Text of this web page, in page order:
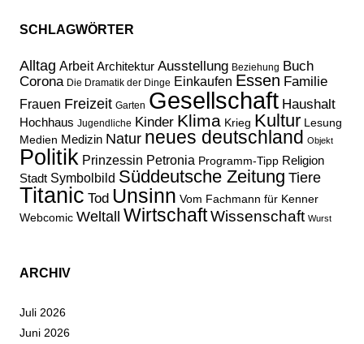
SCHLAGWÖRTER
Alltag Arbeit Architektur Ausstellung Beziehung Buch
Corona Die Dramatik der Dinge Einkaufen Essen Familie
Frauen Freizeit Garten Gesellschaft Haushalt
Hochhaus Jugendliche Kinder Klima Krieg Kultur Lesung
Medien Medizin Natur neues deutschland Objekt
Politik Prinzessin Petronia Programm-Tipp Religion
Stadt Symbolbild Süddeutsche Zeitung Tiere
Titanic Tod Unsinn Vom Fachmann für Kenner
Webcomic Weltall WirtschaftWissenschaft Wurst
ARCHIV
Juli 2026
Juni 2026